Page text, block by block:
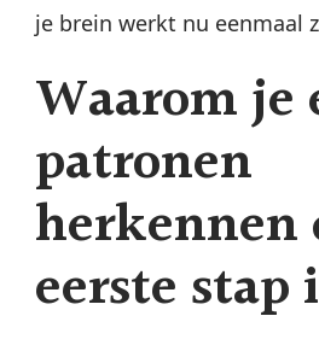
je brein werkt nu eenmaal
Waarom je
patronen
herkennen
eerste stap